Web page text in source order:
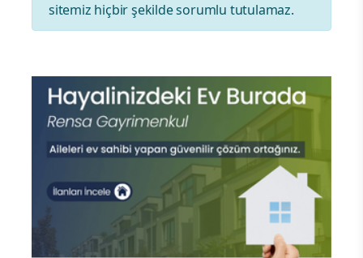
sitemiz hiçbir şekilde sorumlu tutulamaz.